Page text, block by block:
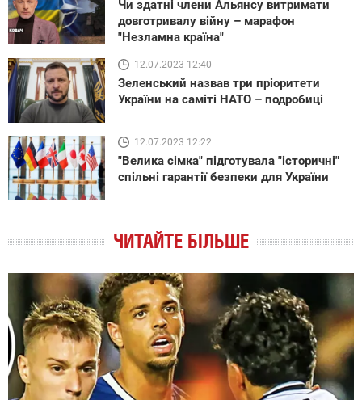
Чи здатні члени Альянсу витримати
довготривалу війну – марафон
"Незламна країна"
12.07.2023 12:40
Зеленський назвав три пріоритети
України на саміті НАТО – подробиці
12.07.2023 12:22
"Велика сімка" підготувала "історичні"
спільні гарантії безпеки для України
ЧИТАЙТЕ БІЛЬШЕ